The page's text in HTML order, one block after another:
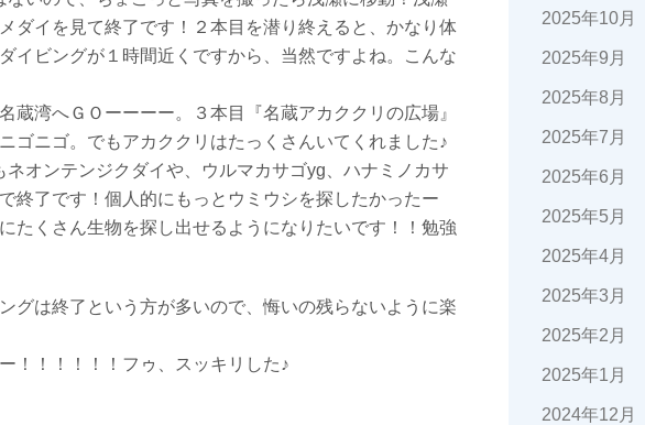
ダイを見て終了です！２本目を潜り終えると、かなり体
イビングが１時間近くですから、当然ですよね。こんな
湾へＧＯーーーー。３本目『名蔵アカククリの広場』
ゴニゴ。でもアカククリはたっくさんいてくれました♪
オンテンジクダイや、ウルマカサゴyg、ハナミノカサ
終了です！個人的にもっとウミウシを探したかったー
たくさん生物を探し出せるようになりたいです！！勉強
グは終了という方が多いので、悔いの残らないように楽
！！！！！！フゥ、スッキリした♪
2025年10月
2025年9月
2025年8月
2025年7月
2025年6月
2025年5月
2025年4月
2025年3月
2025年2月
2025年1月
2024年12月